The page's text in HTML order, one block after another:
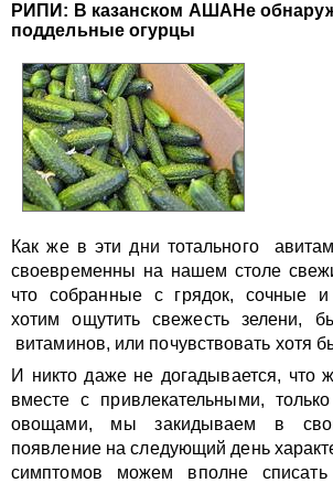
РИПИ: В казанском АШАНе
поддельные огурцы
Как же в эти дни тотального
своевременны на нашем столе
что собранные с грядок, сочные
хотим ощутить свежесть зелени,
витаминов, или почувствовать хотя
И никто даже не догадывается, что
вместе с привлекательными,
овощами, мы закидываем в
появление на следующий день
симптомов можем вполне